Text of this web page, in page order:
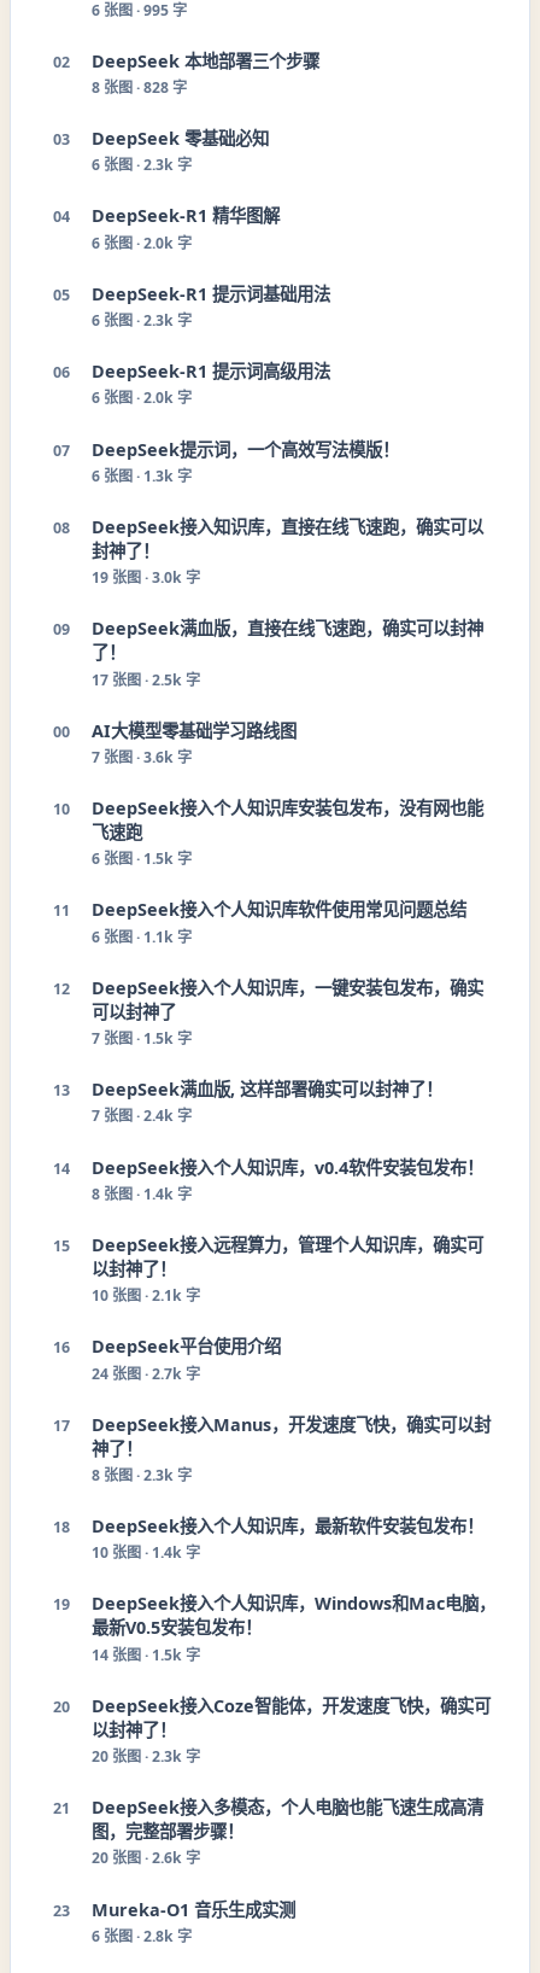
6 张图 ·995 字
02 DeepSeek 本地部署三个步骤
8 张图 ·828 字
03 DeepSeek 零基础必知
6 张图 ·2.3k 字
04 DeepSeek-R1 精华图解
6 张图 ·2.0k 字
05 DeepSeek-R1 提示词基础用法
6 张图 ·2.3k 字
06 DeepSeek-R1 提示词高级用法
6 张图 ·2.0k 字
07 DeepSeek提示词，一个高效写法模版！
6 张图 · 1.3k 字
08
DeepSeek接入知识库，直接在线飞速跑，确实可以
封神了！
19 张图 ·3.0k 字
09
DeepSeek满血版，直接在线飞速跑，确实可以封神
了！
17 张图 ·2.5k 字
00 AI大模型零基础学习路线图
7 张图 ·3.6k 字
10
DeepSeek接入个人知识库安装包发布，没有网也能
飞速跑
6 张图 · 1.5k 字
11 DeepSeek接入个人知识库软件使用常见问题总结
6 张图 · 1.1k 字
12
DeepSeek接入个人知识库，一键安装包发布，确实
可以封神了
7 张图 · 1.5k 字
13 DeepSeek满血版, 这样部署确实可以封神了！
7 张图 ·2.4k 字
14 DeepSeek接入个人知识库，v0.4软件安装包发布！
8 张图 · 1.4k 字
15
DeepSeek接入远程算力，管理个人知识库，确实可
以封神了！
10 张图 ·2.1k 字
16 DeepSeek平台使用介绍
24 张图 ·2.7k 字
17
DeepSeek接入Manus，开发速度飞快，确实可以封
神了！
8 张图 ·2.3k 字
18 DeepSeek接入个人知识库，最新软件安装包发布！
10 张图 · 1.4k 字
19
DeepSeek接入个人知识库，Windows和Mac电脑，
最新V0.5安装包发布！
14 张图 · 1.5k 字
20
DeepSeek接入Coze智能体，开发速度飞快，确实可
以封神了！
20 张图 ·2.3k 字
21
DeepSeek接入多模态，个人电脑也能飞速生成高清
图，完整部署步骤！
20 张图 ·2.6k 字
23 Mureka-O1 音乐生成实测
6 张图 ·2.8k 字